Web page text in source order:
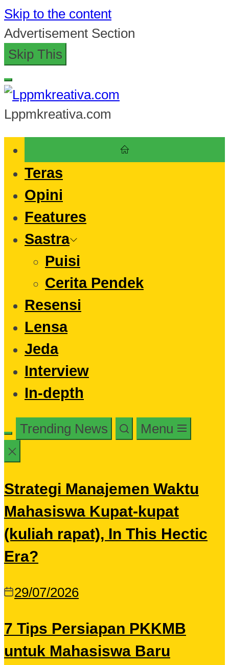
Skip to the content
Advertisement Section
Skip This
Lppmkreativa.com
Teras
Opini
Features
Sastra
Puisi
Cerita Pendek
Resensi
Lensa
Jeda
Interview
In-depth
Trending News Menu
Strategi Manajemen Waktu
Mahasiswa Kupat-kupat
(kuliah rapat), In This Hectic
Era?
29/07/2026
7 Tips Persiapan PKKMB
untuk Mahasiswa Baru